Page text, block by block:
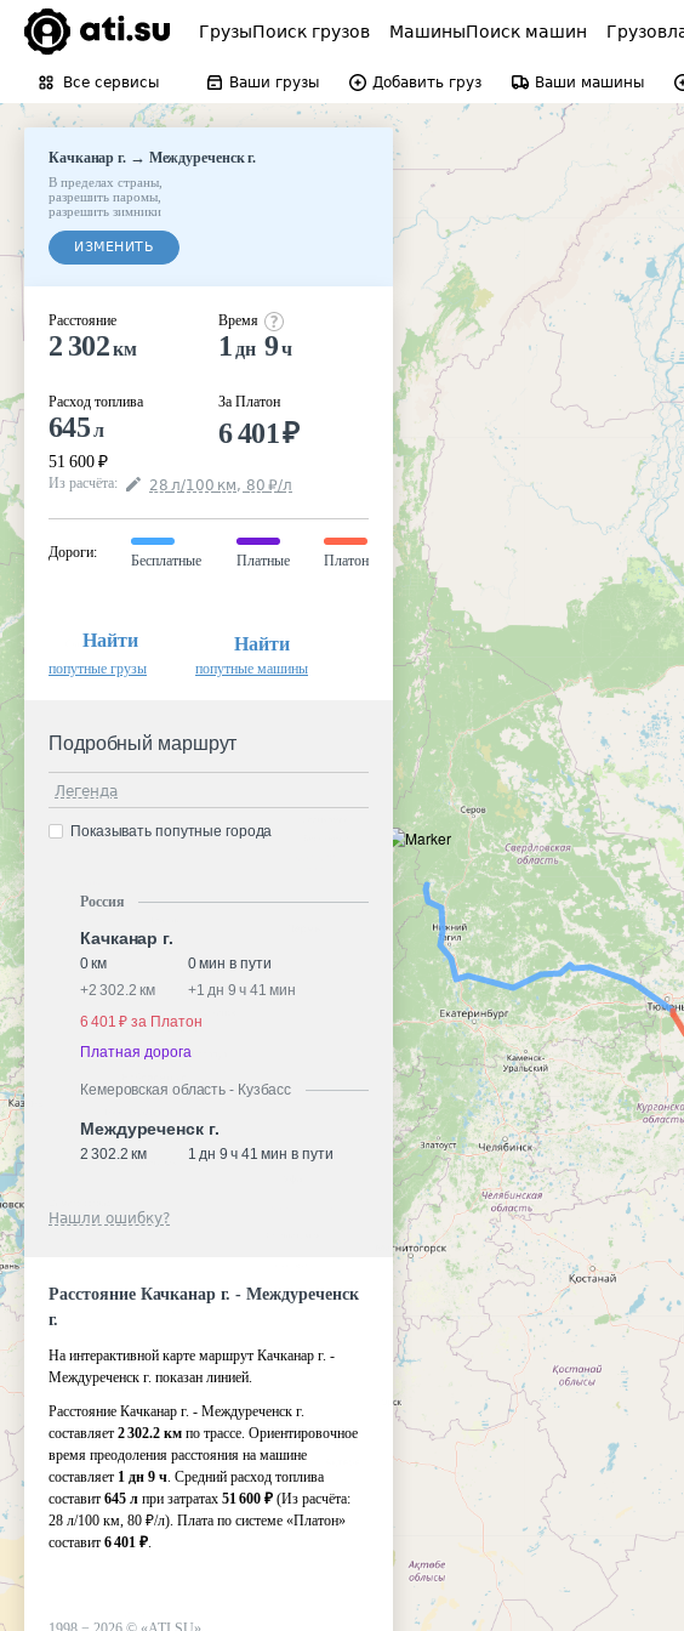
ГрузыПоиск грузов МашиныПоиск машин
Все сервисы Ваши грузы Добавить груз Ваши машины
Качканар г.→ Междуреченск г.
В пределах страны
разрешить паромы
разрешить зимники
ИЗМЕНИТЬ
Расстояние
2 302км
Расход топлива
645л
51 600 ₽
Время
1 дн 9ч
За Платон
6 401₽
Из расчёта: 28 л/100 км, 80 ₽/л
Дороги:
Бесплатные Платные Платон
Найти
попутные грузы
Найти
попутные машины
Подробный маршрут
Легенда
Показывать попутные города
Россия
Качканар г.
0 км
0 мин в пути
+2 302.2 км +1 дн 9 ч 41 мин
6 401 ₽ за Платон
Платная дорога
Кемеровская область - Кузбасс
Междуреченск г.
2 302.2 км 1 дн 9 ч 41 мин в пути
Нашли ошибку?
Расстояние Качканар г. - Междуреченск
г.
На интерактивной карте маршрут Качканар г. -
Междуреченск г. показан линией.
Расстояние Качканар г. - Междуреченск г.
составляет 2 302.2 км по трассе. Ориентировочное
время преодоления расстояния на машине
составляет 1 дн 9 ч. Средний расход топлива
составит 645 л при затратах 51 600 ₽ (Из расчёта:
28 л/100 км, 80 ₽/л). Плата по системе «Платон»
составит 6 401 ₽.